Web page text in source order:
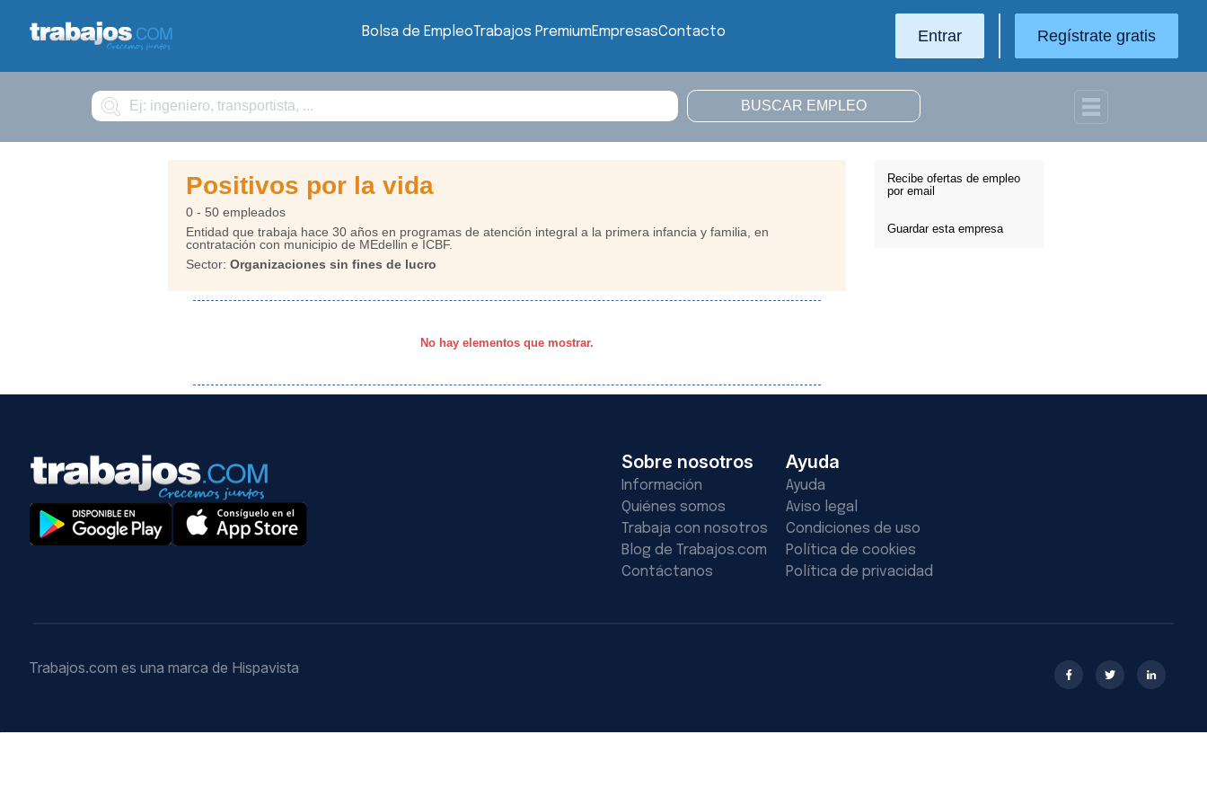
Bolsa de EmpleoTrabajos PremiumEmpresasContacto Entrar Regístrate gratis
Buscar
Recibe ofertas de empleo
por email
Guardar esta empresa
Positivos por la vida
0 - 50 empleados
Entidad que trabaja hace 30 años en programas de atención integral a la primera infancia y familia, en
contratación con municipio de MEdellin e ICBF.
Sector: Organizaciones sin fines de lucro
No hay elementos que mostrar.
Sobre nosotros
Información
Quiénes somos
Trabaja con nosotros
Blog de Trabajos.com
Contáctanos
Ayuda
Ayuda
Aviso legal
Condiciones de uso
Política de cookies
Política de privacidad
Trabajos.com es una marca de Hispavista